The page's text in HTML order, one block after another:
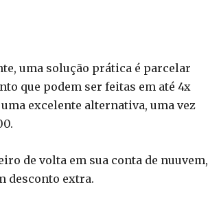
uma solução prática é parcelar
que podem ser feitas em até 4x
excelente alternativa, uma vez
de volta em sua conta de nuuvem,
desconto extra.